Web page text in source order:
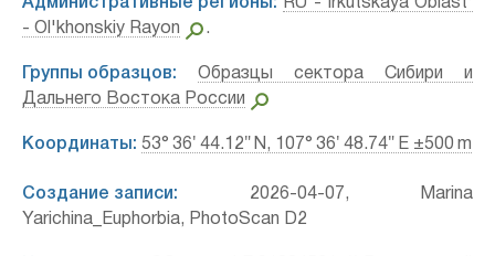
Административные регионы:
RU - Irkutskaya Oblast'
- Ol'khonskiy Rayon
.
Группы образцов:
Образцы сектора Сибири и
Дальнего Востока России
Координаты: 53° 36′ 44.12″ N, 107° 36′ 48.74″ E ±500 m
Создание записи: 2026-04-07, Marina
Yarichina_Euphorbia, PhotoScan D2